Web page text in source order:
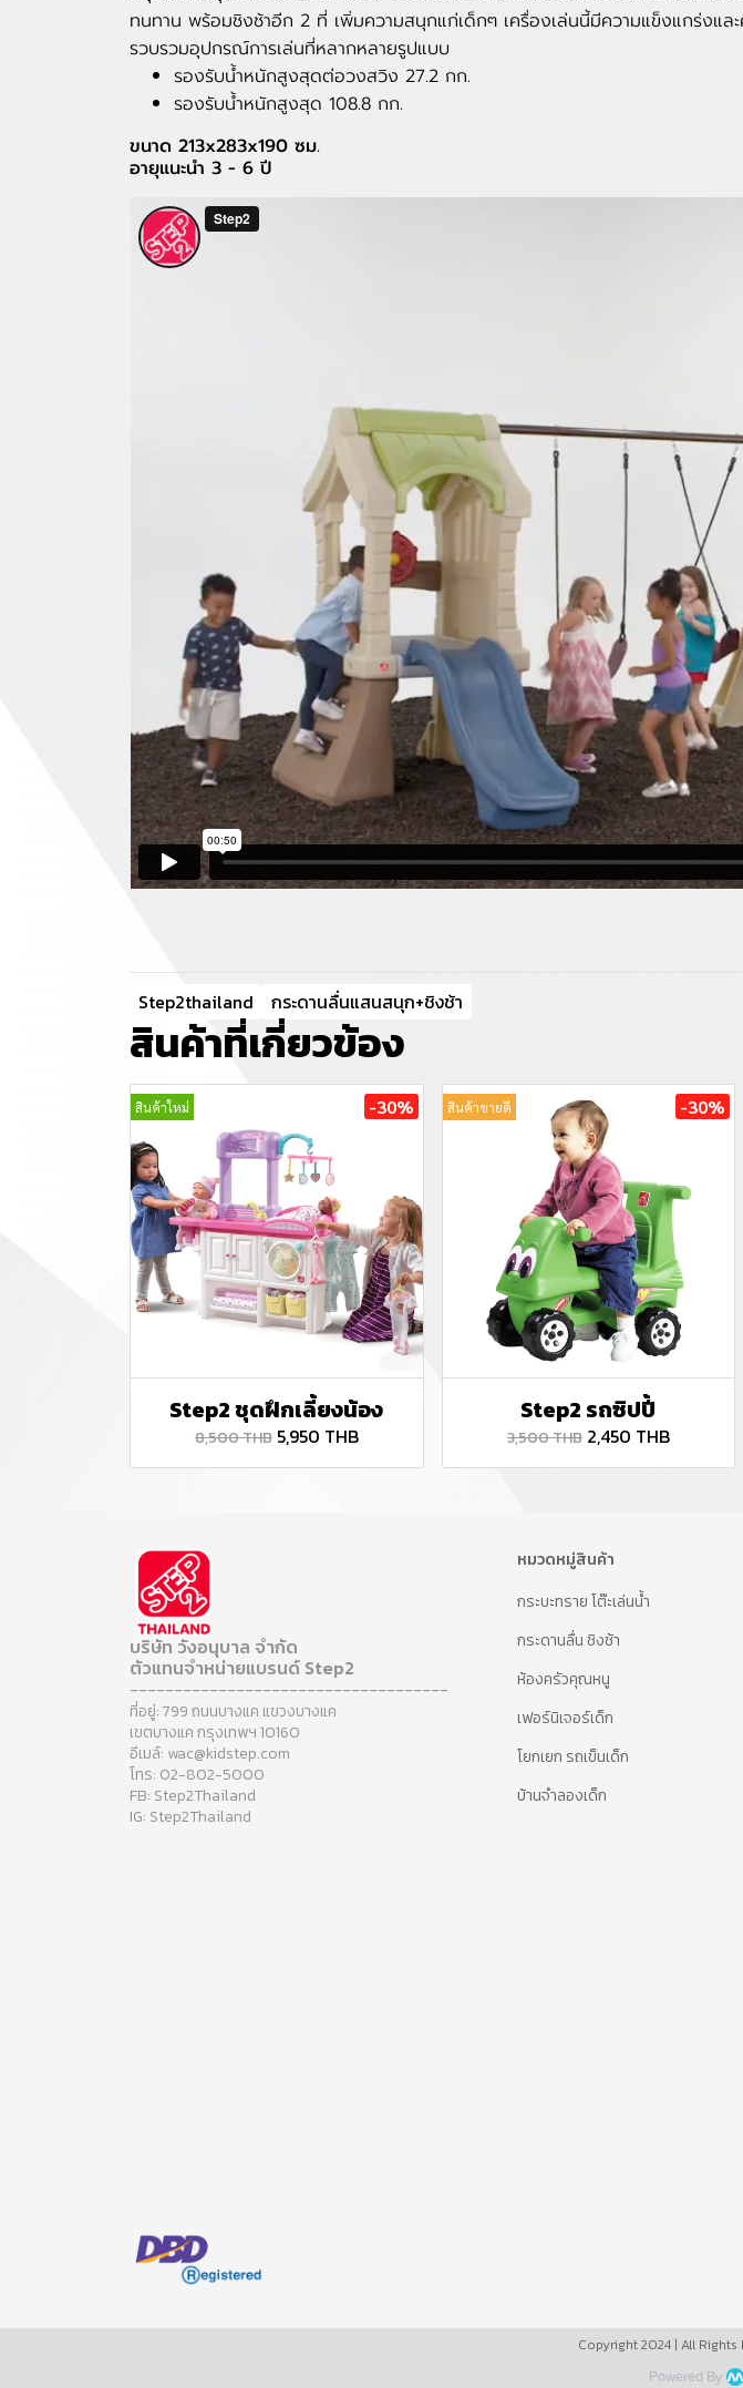
ทนทาน พร้อมชิงช้าอีก 2 ที่ เพิ่มความสนุกแก่เด็กๆ เครื่องเล่นนี้มีความแข็งแกร่งแล
รวบรวมอุปกรณ์การเล่นที่หลากหลายรูปแบบ
รองรับน้ำหนักสูงสุดต่อวงสวิง 27.2 กก.
รองรับน้ำหนักสูงสุด 108.8 กก.
ขนาด 213x283x190 ซม.
อายุแนะนำ 3 - 6 ปี
Step2thailand กระดานลื่นแสนสนุก+ชิงช้า
สินค้าที่เกี่ยวข้อง
สินค้าใหม่ -30%
Step2 ชุดฝึกเลี้ยงน้อง
8,500 THB 5,950 THB
สินค้าขายดี -30%
Step2 รถซิปปี้
3,500 THB 2,450 THB
บริษัท วังอนุบาล จำกัด
ตัวแทนจำหน่ายแบรนด์ Step2
------------------------------------
ที่อยู่: 799 ถนนบางแค แขวงบางแค
เขตบางแค กรุงเทพฯ 10160
อีเมล์: wac@kidstep.com
โทร: 02-802-5000
FB: Step2Thailand
IG: Step2Thailand
หมวดหมู่สินค้า
กระบะทราย โต๊ะเล่นน้ำ
กระดานลื่น ชิงช้า
ห้องครัวคุณหนู
เฟอร์นิเจอร์เด็ก
โยกเยก รถเข็นเด็ก
บ้านจำลองเด็ก
Copyright 2024 | All Rights
Powered By